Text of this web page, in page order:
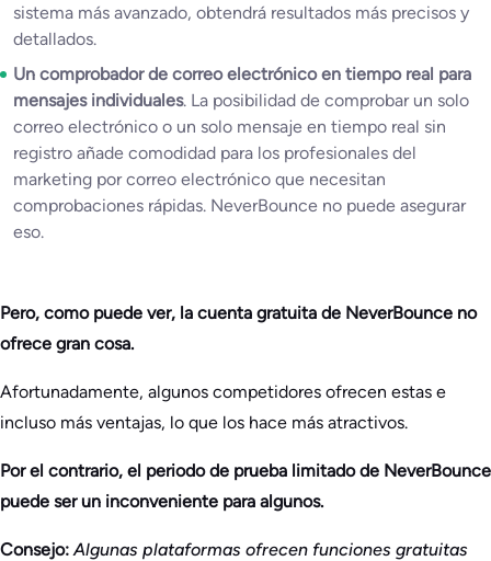
sistema más avanzado, obtendrá resultados más precisos y
detallados.
Un comprobador de correo electrónico en tiempo real para
mensajes individuales. La posibilidad de comprobar un solo
correo electrónico o un solo mensaje en tiempo real sin
registro añade comodidad para los profesionales del
marketing por correo electrónico que necesitan
comprobaciones rápidas. NeverBounce no puede asegurar
eso.
Pero, como puede ver, la cuenta gratuita de NeverBounce no
ofrece gran cosa.
Afortunadamente, algunos competidores ofrecen estas e
incluso más ventajas, lo que los hace más atractivos.
Por el contrario, el periodo de prueba limitado de NeverBounce
puede ser un inconveniente para algunos.
Consejo:Algunas plataformas ofrecen funciones gratuitas